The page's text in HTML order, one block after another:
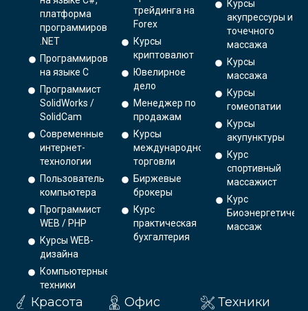
платформа
программирования
.NET
Программирование
на языке С
Программист
SolidWorks /
SolidCam
Современные
интернет-
технологии
Пользователь
компьютера
Программист
WEB / PHP
Курсы WEB-
дизайна
Компьютерные
техники
трейдинга на
Forex
Курсы
криптовалют
Ювелирное
дело
Менеджер по
продажам
Курсы
международной
торговли
Биржевые
брокеры
Курс
практическая
бухгалтерия
Курсы
акупрессуры и
точечного
массажа
Курсы
массажа
Курсы
гомеопатии
Курсы
акупунктуры
Курс
спортивный
массажист
Курс
массаж
Красота Офис Техники